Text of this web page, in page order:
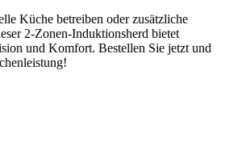
Küche betreiben oder zusätzliche
2-Zonen-Induktionsherd bietet
und Komfort. Bestellen Sie jetzt und